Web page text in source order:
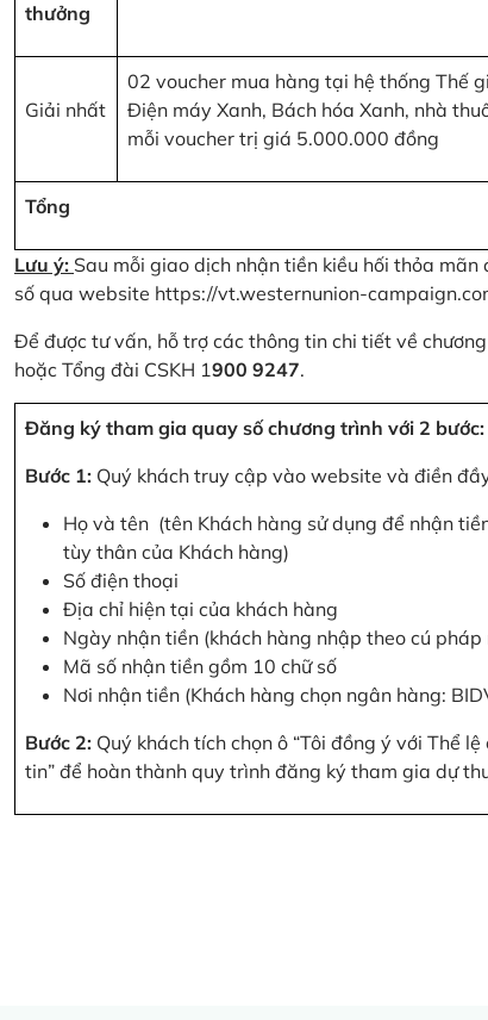
thưởng
Giải nhất
02 voucher mua hàng tại hệ thống Thế
Điện máy Xanh, Bách hóa Xanh, nhà
mỗi voucher trị giá 5.000.000 đồng
Tổng
Lưu ý: Sau mỗi giao dịch nhận tiền kiều hối thỏa
số qua website https://vt.westernunion-
Để được tư vấn, hỗ trợ các thông tin chi tiết về
hoặc Tổng đài CSKH 1900 9247.
Đăng ký tham gia quay số chương trình với 2 bước:
Bước 1: Quý khách truy cập vào website và điền
Họ và tên (tên Khách hàng sử dụng để nhận
tùy thân của Khách hàng)
Số điện thoại
Địa chỉ hiện tại của khách hàng
Ngày nhận tiền (khách hàng nhập theo cú
Mã số nhận tiền gồm 10 chữ số
Nơi nhận tiền (Khách hàng chọn ngân hàng:
Bước 2: Quý khách tích chọn ô “Tôi đồng ý với Thể
tin” để hoàn thành quy trình đăng ký tham gia dự